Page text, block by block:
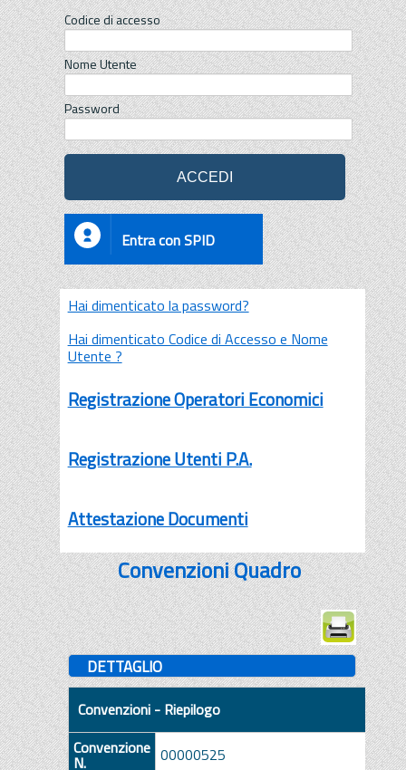
Codice di accesso
Nome Utente
Password
Entra con SPID
Hai dimenticato la password?
Hai dimenticato Codice di Accesso e Nome
Utente ?
Registrazione Operatori Economici
Registrazione Utenti P.A.
Attestazione Documenti
Convenzioni Quadro
DETTAGLIO
Convenzioni - Riepilogo
Convenzione
N.
00000525